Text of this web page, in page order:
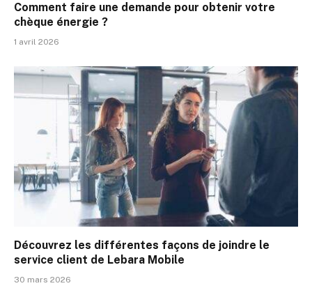
Comment faire une demande pour obtenir votre
chèque énergie ?
1 avril 2026
Découvrez les différentes façons de joindre le
service client de Lebara Mobile
30 mars 2026